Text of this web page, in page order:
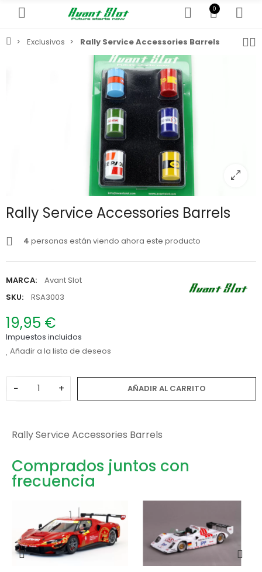
0
Exclusivos Rally Service Accessories Barrels
Rally Service Accessories Barrels
4 personas están viendo ahora este producto
MARCA:
Avant Slot
SKU:
RSA3003
19,95 €
Impuestos incluidos
Añadir a la lista de deseos
− + AÑADIR AL CARRITO
Rally Service Accessories Barrels
Comprados juntos con
frecuencia